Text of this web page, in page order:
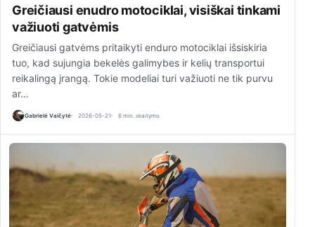
Greičiausi enudro motociklai, visiškai tinkami
važiuoti gatvėmis
Greičiausi gatvėms pritaikyti enduro motociklai išsiskiria
tuo, kad sujungia bekelės galimybes ir kelių transportui
reikalingą įrangą. Tokie modeliai turi važiuoti ne tik purvu
ar…
Gabrielė Vaičytė 2026-05-21 6 min. skaitymo